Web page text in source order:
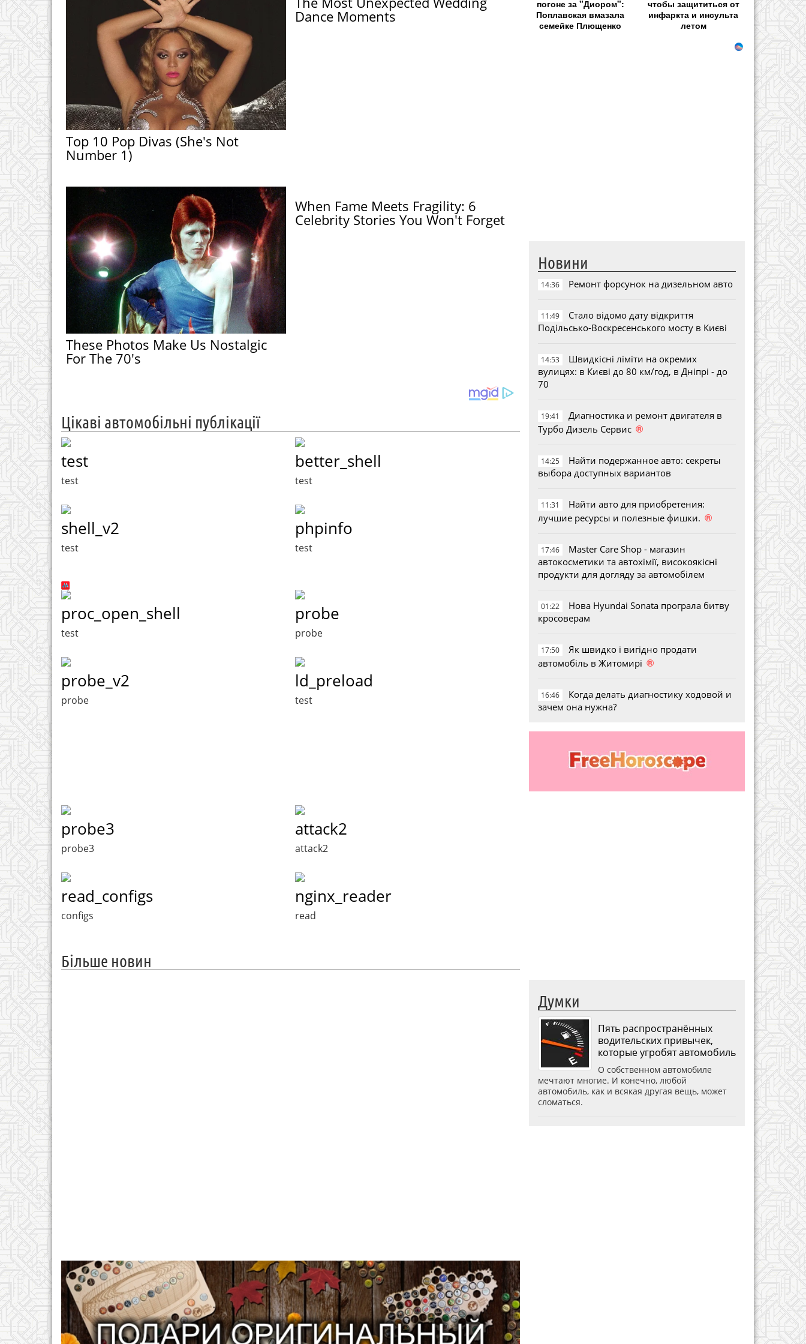
Top 10 Pop Divas (She's Not
Number 1)
Dance Moments
These Photos Make Us Nostalgic
For The 70's
When Fame Meets Fragility: 6
Celebrity Stories You Won't Forget
Цікаві автомобільні публікації
test
test
better_shell
test
shell_v2
test
phpinfo
test
proc_open_shell
test
probe
probe
probe_v2
probe
ld_preload
test
probe3
probe3
attack2
attack2
read_configs
configs
nginx_reader
read
Більше новин
погоне за "Диором":
Поплавская вмазала
семейке Плющенко
чтобы защититься от
инфаркта и инсульта
летом
Новини
14:36 Ремонт форсунок на дизельном авто
11:49
Стало відомо дату відкриття
Подільсько-Воскресенського мосту в Києві
14:53
Швидкісні ліміти на окремих
вулицях: в Києві до 80 км/год, в Дніпрі - до
70
19:41
Диагностика и ремонт двигателя в
Турбо Дизель Сервис ®
14:25
Найти подержанное авто: секреты
выбора доступных вариантов
11:31
Найти авто для приобретения:
лучшие ресурсы и полезные фишки. ®
17:46
Master Care Shop - магазин
автокосметики та автохімії, високоякісні
продукти для догляду за автомобілем
01:22
Нова Hyundai Sonata програла битву
кросоверам
17:50
Як швидко і вигідно продати
автомобіль в Житомирі ®
16:46
Когда делать диагностику ходовой и
зачем она нужна?
Думки
Пять распространённых
водительских привычек,
которые угробят автомобиль
О собственном автомобиле
мечтают многие. И конечно, любой
автомобиль, как и всякая другая вещь, может
сломаться.